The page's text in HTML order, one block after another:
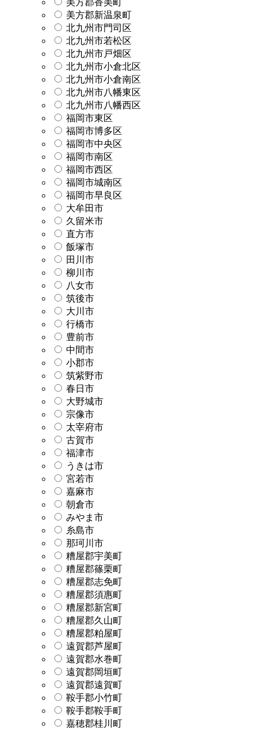
美方郡新温泉町
北九州市門司区
北九州市若松区
北九州市戸畑区
北九州市小倉北区
北九州市小倉南区
北九州市八幡東区
北九州市八幡西区
福岡市東区
福岡市博多区
福岡市中央区
福岡市南区
福岡市西区
福岡市城南区
福岡市早良区
大牟田市
久留米市
直方市
飯塚市
田川市
柳川市
八女市
筑後市
大川市
行橋市
豊前市
中間市
小郡市
筑紫野市
春日市
大野城市
宗像市
太宰府市
古賀市
福津市
うきは市
宮若市
嘉麻市
朝倉市
みやま市
糸島市
那珂川市
糟屋郡宇美町
糟屋郡篠栗町
糟屋郡志免町
糟屋郡須惠町
糟屋郡新宮町
糟屋郡久山町
糟屋郡粕屋町
遠賀郡芦屋町
遠賀郡水巻町
遠賀郡岡垣町
遠賀郡遠賀町
鞍手郡小竹町
鞍手郡鞍手町
嘉穂郡桂川町